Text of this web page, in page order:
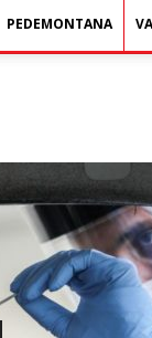
PEDEMONTANA